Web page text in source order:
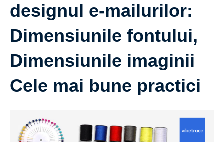
designul e-mailurilor:
Dimensiunile fontului,
Dimensiunile imaginii
Cele mai bune practici